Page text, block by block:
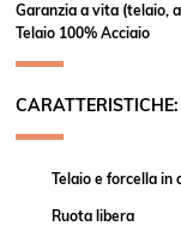
Garanzia a vita (telaio,
Telaio 100% Acciaio
CARATTERISTICHE:
Telaio e forcella in
Ruota libera